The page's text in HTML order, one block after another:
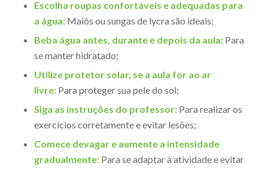
Escolha roupas confortáveis e adequadas para
a água:Maiôs ou sungas de lycra são ideais;
Beba água antes, durante e depois da aula:Para
se manter hidratado;
Utilize protetor solar, se a aula for ao ar
livre:Para proteger sua pele do sol;
Siga as instruções do professor:Para realizar os
exercícios corretamente e evitar lesões;
Comece devagar e aumente a intensidade
gradualmente:Para se adaptar à atividade e evitar